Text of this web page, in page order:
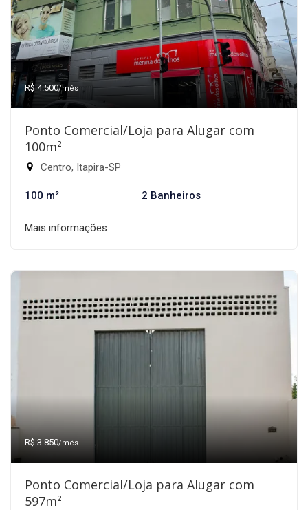
R$ 4.500/mês
Ponto Comercial/Loja para Alugar com
100m²
Centro, Itapira-SP
100 m² 2 Banheiros
Mais informações
R$ 3.850/mês
Ponto Comercial/Loja para Alugar com
597m²